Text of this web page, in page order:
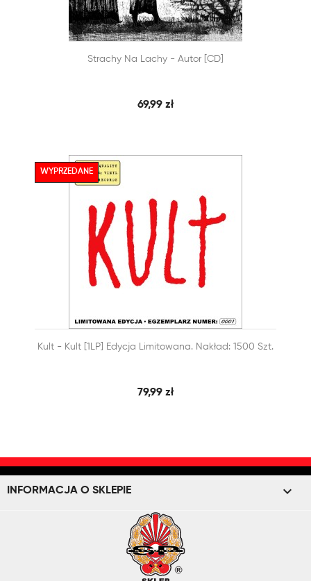
DODAJ DO KOSZYKA SZYBKI PODGLĄD
Strachy Na Lachy - Autor [CD]
69,99 zł
 DODAJ DO KOSZYKA SZYBKI PODGLĄD
Kult - Kult [1LP] Edycja Limitowana. Nakład: 1500 Szt.
79,99 zł
WYPRZEDANE
INFORMACJA O SKLEPIE keyboard_arrow_down